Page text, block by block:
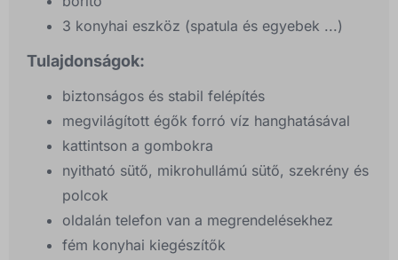
3 konyhai eszköz (spatula és egyebek ...)
Tulajdonságok:
biztonságos és stabil felépítés
megvilágított égők forró víz hanghatásával
kattintson a gombokra
nyitható sütő, mikrohullámú sütő, szekrény és
polcok
oldalán telefon van a megrendelésekhez
fém konyhai kiegészítők